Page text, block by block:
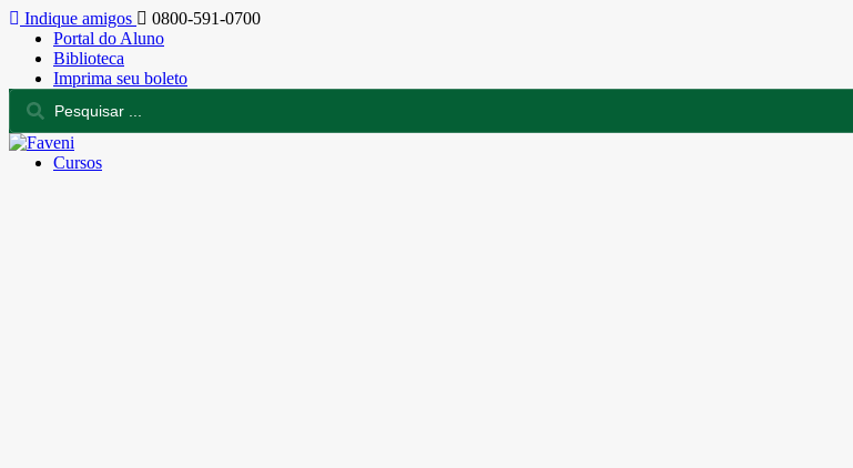
Indique amigos
0800-591-0700
Portal do Aluno
Biblioteca
Imprima seu boleto
Cursos